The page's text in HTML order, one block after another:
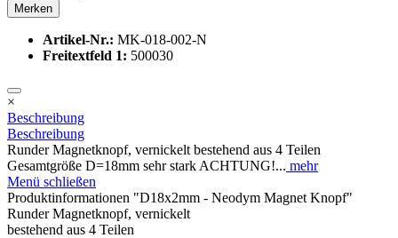
Merken
Artikel-Nr.: MK-018-002-N
Freitextfeld 1: 500030
×
Beschreibung
Beschreibung
Runder Magnetknopf, vernickelt bestehend aus 4 Teilen
Gesamtgröße D=18mm sehr stark ACHTUNG!... mehr
Menü schließen
Produktinformationen "D18x2mm - Neodym Magnet Knopf"
Runder Magnetknopf, vernickelt
bestehend aus 4 Teilen